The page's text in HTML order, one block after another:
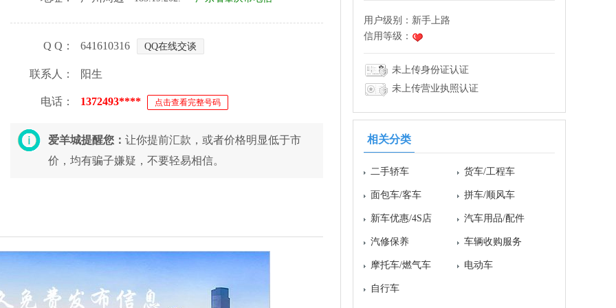
Q Q： 641610316 QQ在线交谈
联系人： 阳生
电话： 1372493**** 点击查看完整号码
爱羊城提醒您： 让你提前汇款，或者价格明显低于市
价，均有骗子嫌疑，不要轻易相信。
用户级别： 新手上路
信用等级：
未上传身份证认证
未上传营业执照认证
相关分类
二手轿车 货车/工程车
面包车/客车 拼车/顺风车
新车优惠/4S店 汽车用品/配件
汽修保养 车辆收购服务
摩托车/燃气车 电动车
自行车